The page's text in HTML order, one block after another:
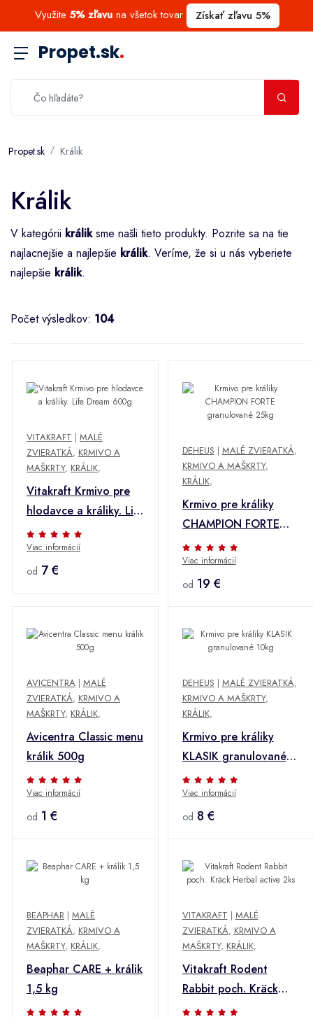
Využite 5% zľavu na všetok tovar Získať zľavu 5%
Propet.sk.
Propet.sk Králik
Králik
V kategórii králiksme našli tieto produkty. Pozrite sa na tie
najlacnejšie a najlepšie králik. Veríme, že si u nás vyberiete
najlepšie králik.
Počet výsledkov: 104
VITAKRAFT | MALÉ
ZVIERATKÁ, KRMIVO A
MAŠKRTY, KRÁLIK,
Vitakraft Krmivo pre
hlodavce a králiky. Life
Dream 600g
Viac informácií
od 7 €
DEHEUS | MALÉ ZVIERATKÁ,
KRMIVO A MAŠKRTY,
KRÁLIK,
Krmivo pre králiky
CHAMPION FORTE
granulované 25kg
Viac informácií
od 19 €
AVICENTRA | MALÉ
ZVIERATKÁ, KRMIVO A
MAŠKRTY, KRÁLIK,
Avicentra Classic menu
králik 500g
Viac informácií
od 1 €
DEHEUS | MALÉ ZVIERATKÁ,
KRMIVO A MAŠKRTY,
KRÁLIK,
Krmivo pre králiky
KLASIK granulované
10kg
Viac informácií
od 8 €
BEAPHAR | MALÉ
ZVIERATKÁ, KRMIVO A
MAŠKRTY, KRÁLIK,
Beaphar CARE + králik
1,5 kg
VITAKRAFT | MALÉ
ZVIERATKÁ, KRMIVO A
MAŠKRTY, KRÁLIK,
Vitakraft Rodent
Rabbit poch. Kräck
Herbal active 2ks